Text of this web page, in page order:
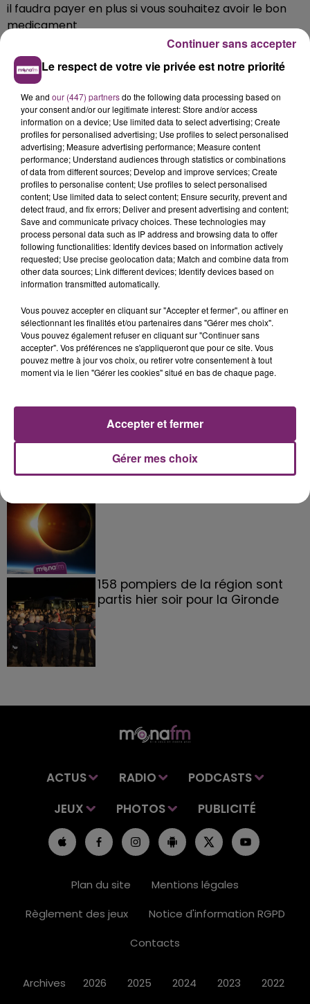
il faudra payer en plus si vous souhaitez avoir le bon
medicament
il faut savoir que cela va servir à faire 100 millions
d'economie mais attention si le pharmacien ne
respecte pas cela
il risque aussi des sanctions financieres
donc desormais si vous avez l habitude avec un
medicament et si on vous donne le generique et que
votre corps ne le supporte pas
il faudra payer de votre poche le reste à payer.
"Nous demandons aux Français qui voudront accéder
à un médicament de nom de marque de mettre de
leur poche", avait expliqué la ministre de la Santé
Agnès Buzyn
158 pompiers de la région sont
partis hier soir pour la Gironde
ACTUS RADIO
PODCASTS
JEUX
PHOTOS PUBLICITÉ
Plan du site
Mentions légales
Règlement des jeux
Notice d'information RGPD
Contacts
Archives 2026 2025 2024 2023 2022
Le respect de votre vie privée est notre priorité
We and our (447) partnersdo the following data processing based on
your consent and/or our legitimate interest: Store and/or access
information on a device; Use limited data to select advertising; Create
profiles for personalised advertising; Use profiles to select personalised
advertising; Measure advertising performance; Measure content
performance; Understand audiences through statistics or combinations
of data from different sources; Develop and improve services; Create
profiles to personalise content; Use profiles to select personalised
content; Use limited data to select content; Ensure security, prevent and
detect fraud, and fix errors; Deliver and present advertising and content;
Save and communicate privacy choices. These technologies may
process personal data such as IP address and browsing data to offer
following functionalities: Identify devices based on information actively
requested; Use precise geolocation data; Match and combine data from
other data sources; Link different devices; Identify devices based on
information transmitted automatically.
Vous pouvez accepter en cliquant sur "Accepter et fermer", ou affiner en
sélectionnant les finalités et/ou partenaires dans "Gérer mes choix".
Vous pouvez également refuser en cliquant sur "Continuer sans
accepter". Vos préférences ne s'appliqueront que pour ce site. Vous
pouvez mettre à jour vos choix, ou retirer votre consentement à tout
moment via le lien "Gérer les cookies" situé en bas de chaque page.
Gérer mes choix
Accepter et fermer
Continuer sans accepter